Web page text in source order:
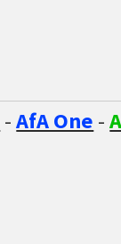
-AfA One -